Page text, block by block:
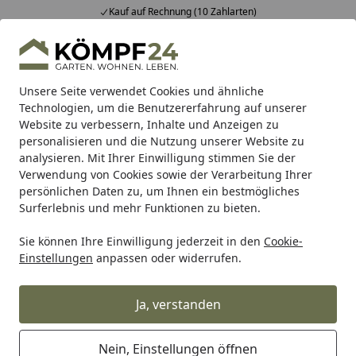
Unsere Seite verwendet Cookies und ähnliche
Technologien, um die Benutzererfahrung auf unserer
Website zu verbessern, Inhalte und Anzeigen zu
personalisieren und die Nutzung unserer Website zu
analysieren. Mit Ihrer Einwilligung stimmen Sie der
Verwendung von Cookies sowie der Verarbeitung Ihrer
persönlichen Daten zu, um Ihnen ein bestmögliches
Surferlebnis und mehr Funktionen zu bieten.
Sie können Ihre Einwilligung jederzeit in den Cookie-
Einstellungen anpassen oder widerrufen.
Ja, verstanden
Nein, Einstellungen öffnen
Kauf auf Rechnung (10 Zahlarten)
Alle Produkte
Mein Konto
Suchen
Startseite
Renovieren & Bauen Bodenbeläge Zubehör für den
HANDMUSTER MEISTER Lindura-
Holzboden HD 400 |
ultramattlackiert Eiche natur
creme geb 8966 5G Dry®